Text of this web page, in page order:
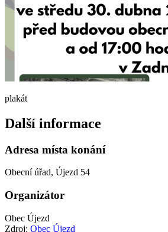
plakát
Další informace
Adresa místa konání
Obecní úřad, Újezd 54
Organizátor
Obec Újezd
Zdroj: Obec Újezd